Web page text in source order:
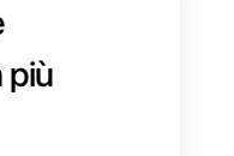
più